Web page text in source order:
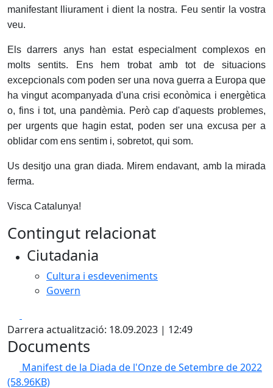
manifestant lliurament i dient la nostra. Feu sentir la vostra
veu.
Els darrers anys han estat especialment complexos en
molts sentits. Ens hem trobat amb tot de situacions
excepcionals com poden ser una nova guerra a Europa que
ha vingut acompanyada d'una crisi econòmica i energètica
o, fins i tot, una pandèmia. Però cap d'aquests problemes,
per urgents que hagin estat, poden ser una excusa per a
oblidar com ens sentim i, sobretot, qui som.
Us desitjo una gran diada. Mirem endavant, amb la mirada
ferma.
Visca Catalunya!
Contingut relacionat
Ciutadania
Cultura i esdeveniments
Govern
Darrera actualització: 18.09.2023 | 12:49
Documents
Manifest de la Diada de l'Onze de Setembre de 2022
(58.96KB)